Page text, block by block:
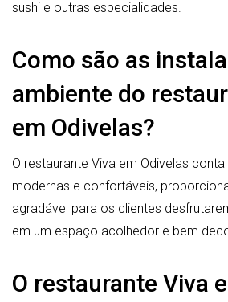
sushi e outras especialidades.
Como são as
ambiente do
em Odivelas?
O restaurante Viva em Odivelas
modernas e confortáveis,
agradável para os clientes
em um espaço acolhedor e bem
O restaurante Viva